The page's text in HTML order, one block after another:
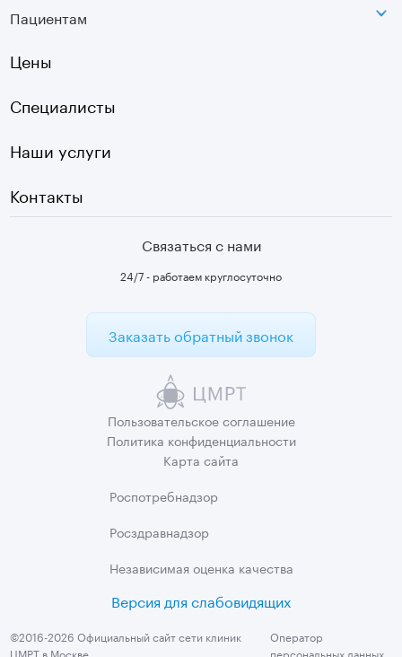
УЗИ
Плазмотерапия суставов
Инфо
Пациентам
Первичный прием
Цены
Специалисты
Наши услуги
Контакты
Связаться с нами
24/7 - работаем круглосуточно
Заказать обратный звонок
Пользовательскоесоглашение
Политика конфиденциальности
Карта сайта
Роспотребнадзор
Росздравнадзор
Независимая оценка качества
Версия для слабовидящих
©2016-2026 Официальный сайт сети клиник
ЦМРТ в Москве
Оператор
персональных данных,